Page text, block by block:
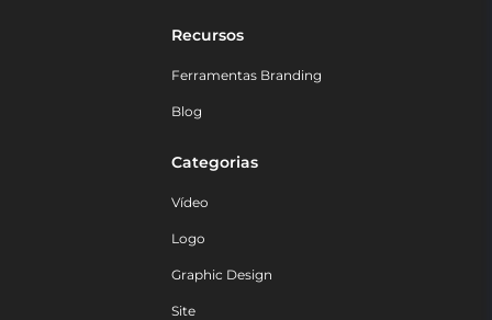
Recursos
Ferramentas Branding
Blog
Categorias
Vídeo
Logo
Graphic Design
Site